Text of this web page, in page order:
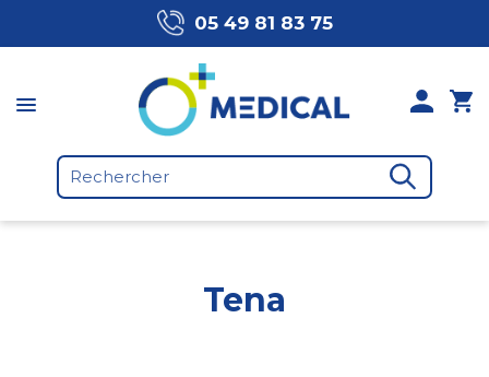
05 49 81 83 75
Tena